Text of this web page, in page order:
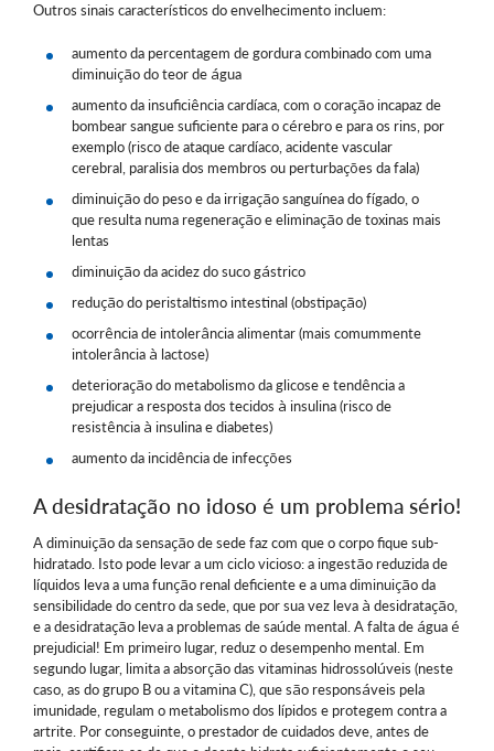
Outros sinais característicos do envelhecimento incluem:
aumento da percentagem de gordura combinado com uma
diminuição do teor de água
aumento da insuficiência cardíaca, com o coração incapaz de
bombear sangue suficiente para o cérebro e para os rins, por
exemplo (risco de ataque cardíaco, acidente vascular
cerebral, paralisia dos membros ou perturbações da fala)
diminuição do peso e da irrigação sanguínea do fígado, o
que resulta numa regeneração e eliminação de toxinas mais
lentas
diminuição da acidez do suco gástrico
redução do peristaltismo intestinal (obstipação)
ocorrência de intolerância alimentar (mais comummente
intolerância à lactose)
deterioração do metabolismo da glicose e tendência a
prejudicar a resposta dos tecidos à insulina (risco de
resistência à insulina e diabetes)
aumento da incidência de infecções
A desidratação no idoso é um problema sério!
A diminuição da sensação de sede faz com que o corpo fique sub-
hidratado. Isto pode levar a um ciclo vicioso: a ingestão reduzida de
líquidos leva a uma função renal deficiente e a uma diminuição da
sensibilidade do centro da sede, que por sua vez leva à desidratação,
e a desidratação leva a problemas de saúde mental. A falta de água é
prejudicial! Em primeiro lugar, reduz o desempenho mental. Em
segundo lugar, limita a absorção das vitaminas hidrossolúveis (neste
caso, as do grupo B ou a vitamina C), que são responsáveis pela
imunidade, regulam o metabolismo dos lípidos e protegem contra a
artrite. Por conseguinte, o prestador de cuidados deve, antes de